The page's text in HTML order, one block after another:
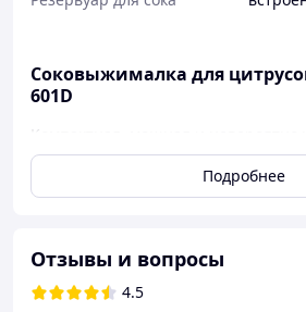
Соковыжималка для
601D
Компактная, мощная и невероятно
незаменимым помощником на
Преимущества JF-601D:
эффективное извлечение сока за
секунды.
Чаша на 700 мл
Подробнее
Отзывы и вопросы
4.5